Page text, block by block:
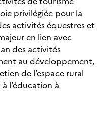
privilégiée pour la
activités équestres et
en lien avec
des activités
au développement,
de l’espace rural
l’éducation à